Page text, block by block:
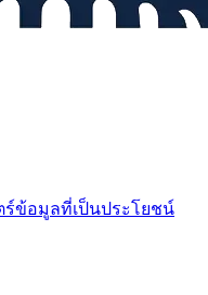
ร์ข้อมูลที่เป็นประโยชน์